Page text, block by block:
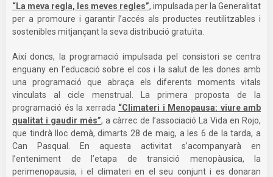
“La meva regla, les meves regles”, impulsada per la Generalitat
per a promoure i garantir l’accés als productes reutilitzables i
sostenibles mitjançant la seva distribució gratuïta.
Així doncs, la programació impulsada pel consistori se centra
enguany en l’educació sobre el cos i la salut de les dones amb
una programació que abraça els diferents moments vitals
vinculats al cicle menstrual. La primera proposta de la
programació és la xerrada “Climateri i Menopausa: viure amb
qualitat i gaudir més”, a càrrec de l’associació La Vida en Rojo,
que tindrà lloc demà, dimarts 28 de maig, a les 6 de la tarda, a
Can Pasqual. En aquesta activitat s’acompanyarà en
l’enteniment de l’etapa de transició menopàusica, la
perimenopausia, i el climateri en el seu conjunt i es donaran